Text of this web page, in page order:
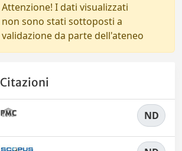
Attenzione! I dati visualizzati
non sono stati sottoposti a
validazione da parte dell'ateneo
Citazioni
ND